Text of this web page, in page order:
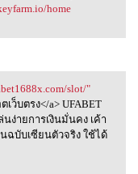
home
slot/"
ว็บตรง</a> UFABET
ง่ายการเงินมั่นคง เค้า
ฉบับเซียนตัวจริง ใช้ได้